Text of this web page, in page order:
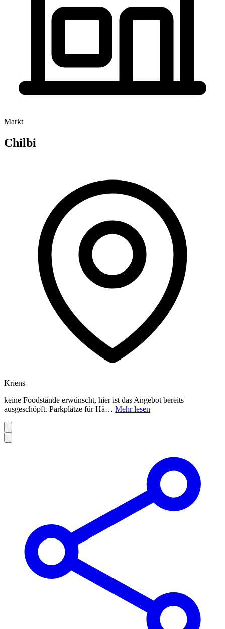
Markt
Chilbi
Kriens
keine Foodstände erwünscht, hier ist das Angebot bereits
ausgeschöpft. Parkplätze für Hä… Mehr lesen